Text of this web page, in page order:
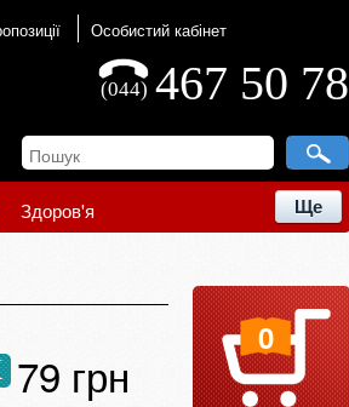
Особистий кабінет
467 50 78
(044)
Здоров'я Ще
79 грн
0